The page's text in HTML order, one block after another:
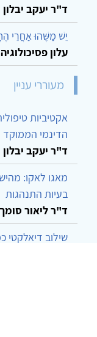
ד"ר יעקב יבלון
יֵשׁ מַשֶּׁהוּ אַחֲרֵי
עלון
מעוררי עניין
אקטיביות
הדינמי הממוקד
ד"ר יעקב יבלון
מאגו לאקו:
בעיות התנהגות
ד"ר ליאור סומך
שילוב